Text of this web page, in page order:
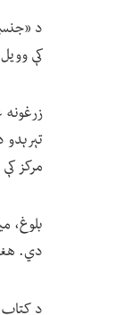
کې
مرکز
بلوغ،
دي.
د کتاب